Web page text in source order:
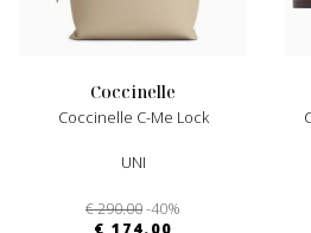
coccinelle
Coccinelle C-Me Lock
UNI
€ 290.00-40%